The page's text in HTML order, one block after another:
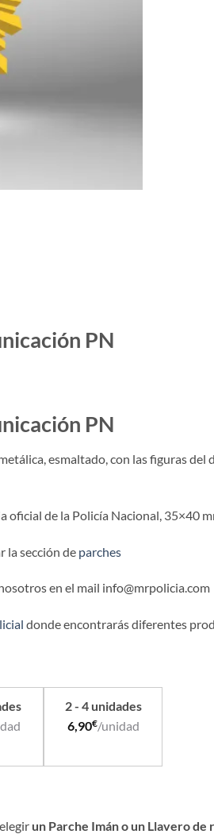
PN
PN
esmaltado, con las figuras
de la Policía Nacional, 35×40
la sección de parches
en el mail info@mrpolicia.com
donde encontrarás diferentes
2 - 4 unidades
6,90€/unidad
un Parche Imán o un Llavero